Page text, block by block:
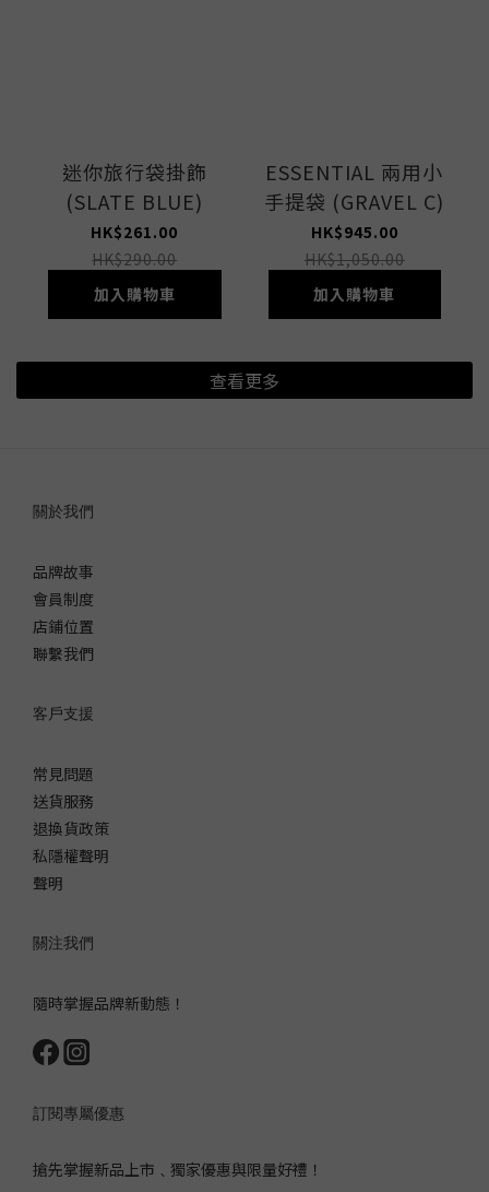
迷你旅行袋掛飾
(SLATE BLUE)
HK$261.00
HK$290.00
加入購物車
ESSENTIAL 兩用小
手提袋 (GRAVEL C)
HK$945.00
HK$1,050.00
加入購物車
查看更多
關於我們
品牌故事
會員制度
店鋪位置
聯繫我們
客戶支援
常見問題
送貨服務
退換貨政策
私隱權聲明
聲明
關注我們
隨時掌握品牌新動態！
訂閱專屬優惠
搶先掌握新品上市﹑獨家優惠與限量好禮！